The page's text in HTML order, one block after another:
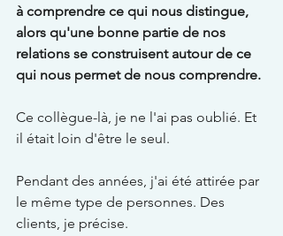
à comprendre ce qui nous distingue,
alors qu'une bonne partie de nos
relations se construisent autour de ce
qui nous permet de nous comprendre.
Ce collègue-là, je ne l'ai pas oublié. Et
il était loin d'être le seul.
Pendant des années, j'ai été attirée par
le même type de personnes. Des
clients, je précise.